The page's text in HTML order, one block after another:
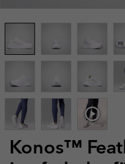
Konos™